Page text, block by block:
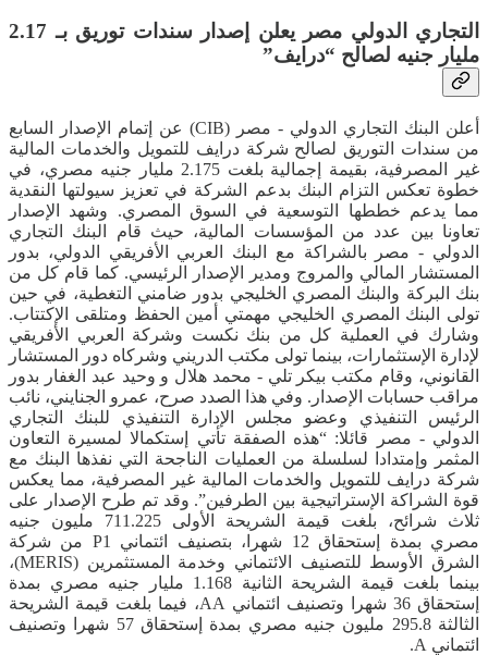
التجاري الدولي مصر يعلن إصدار سندات توريق بـ 2.17
مليار جنيه لصالح “درايف”
أعلن البنك التجاري الدولي - مصر (CIB) عن إتمام الإصدار السابع
من سندات التوريق لصالح شركة درايف للتمويل والخدمات المالية
غير المصرفية، بقيمة إجمالية بلغت 2.175 مليار جنيه مصري، في
خطوة تعكس التزام البنك بدعم الشركة في تعزيز سيولتها النقدية
مما يدعم خططها التوسعية في السوق المصري. وشهد الإصدار
تعاونا بين عدد من المؤسسات المالية، حيث قام البنك التجاري
الدولي - مصر بالشراكة مع البنك العربي الأفريقي الدولي، بدور
المستشار المالي والمروج ومدير الإصدار الرئيسي. كما قام كل من
بنك البركة والبنك المصري الخليجي بدور ضامني التغطية، في حين
تولى البنك المصري الخليجي مهمتي أمين الحفظ ومتلقى الإكتتاب.
وشارك في العملية كل من بنك نكست وشركة العربي الأفريقي
لإدارة الإستثمارات، بينما تولى مكتب الدريني وشركاه دور المستشار
القانوني، وقام مكتب بيكر تلي - محمد هلال و وحيد عبد الغفار بدور
مراقب حسابات الإصدار. وفي هذا الصدد صرح، عمرو الجنايني، نائب
الرئيس التنفيذي وعضو مجلس الإدارة التنفيذي للبنك التجاري
الدولي - مصر قائلا: “هذه الصفقة تأتي إستكمالا لمسيرة التعاون
المثمر وإمتدادا لسلسلة من العمليات الناجحة التي نفذها البنك مع
شركة درايف للتمويل والخدمات المالية غير المصرفية، مما يعكس
قوة الشراكة الإستراتيجية بين الطرفين”. وقد تم طرح الإصدار على
ثلاث شرائح، بلغت قيمة الشريحة الأولى 711.225 مليون جنيه
مصري بمدة إستحقاق 12 شهرا، بتصنيف ائتماني P1 من شركة
الشرق الأوسط للتصنيف الائتماني وخدمة المستثمرين (MERIS)،
بينما بلغت قيمة الشريحة الثانية 1.168 مليار جنيه مصري بمدة
إستحقاق 36 شهرا وتصنيف ائتماني AA، فيما بلغت قيمة الشريحة
الثالثة 295.8 مليون جنيه مصري بمدة إستحقاق 57 شهرا وتصنيف
ائتماني A.